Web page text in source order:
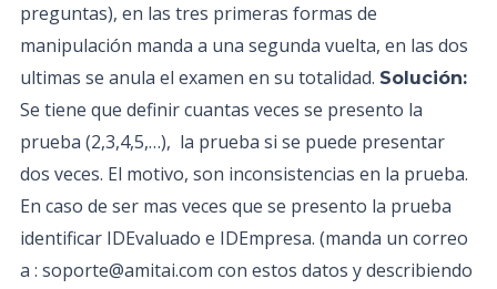
preguntas), en las tres primeras formas de
manipulación manda a una segunda vuelta, en las dos
ultimas se anula el examen en su totalidad. Solución:
Se tiene que definir cuantas veces se presento la
prueba (2,3,4,5,…), la prueba si se puede presentar
dos veces. El motivo, son inconsistencias en la prueba.
En caso de ser mas veces que se presento la prueba
identificar IDEvaluado e IDEmpresa. (manda un correo
a : soporte@amitai.com con estos datos y describiendo